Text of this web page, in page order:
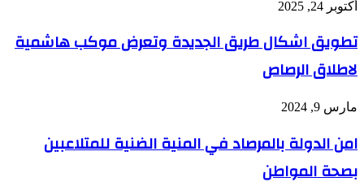
أكتوبر 24, 2025
تطويق اشكال طريق الجديدة وتعرض موكب هاشمية
لاطلاق الرصاص
مارس 9, 2024
امن الدولة بالمرصاد في المنية الضنية للمتلاعبين
بصحة المواطن